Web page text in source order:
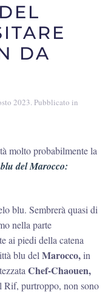
DA
2023. Pubblicato in
molto probabilmente la
del Marocco:
blu. Sembrerà quasi di
nella parte
ai piedi della catena
blu del Marocco,in
Chef-Chaouen,
Rif, purtroppo, non sono